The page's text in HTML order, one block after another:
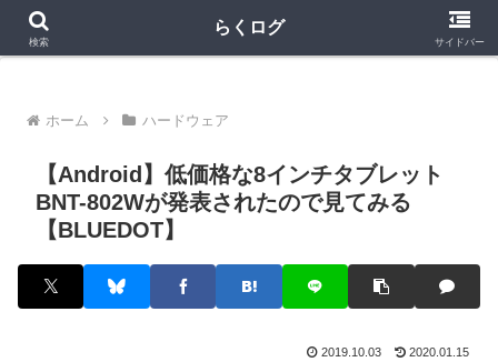
クラロワ クラロワリーグ プロスピA
ホーム ハードウェア
【Android】低価格な8インチタブレット
BNT-802Wが発表されたので見てみる
【BLUEDOT】
2019.10.03 2020.01.15
検索
らくログ
サイドバー